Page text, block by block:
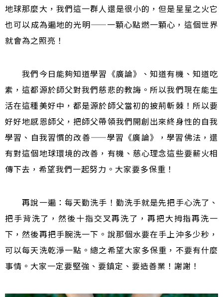
地球那麼大，我們這一群人還是很小的，但是星星之火它
也可以成為遍地的光明——一顆心點燃一顆心，這個世界
就會為之照亮！
我們今日能夠知道學習《廣論》、知道有機、知道吃
素，這都源於師父對我們慈悲的教誨。所以我們現在能生
活在這種美好中，都是源於師父當初的披荊斬棘！所以要
好好地感恩師父，把師父帶領我們開創出來終身性的自我
學習、自我習慣的改善——學習《廣論》，學習佛法，還
有對這個地球環境的改善，有機、慈心理念這些要薪火相
傳下去，希望我們一起努力。大家要多保重！
再說一遍：每天勤洗手！勤洗手就是先把手心洗了、
把手背洗了，然後十指交叉再洗了，再把大拇指再洗一
下，然後再把手腕洗一下。說那個水要在手上沖多少秒，
可以每天洗乾淨一點。總之希望大家多保重，不要有什麼
事情。大家一定要堅強、要鎮定、要造善業！謝謝！